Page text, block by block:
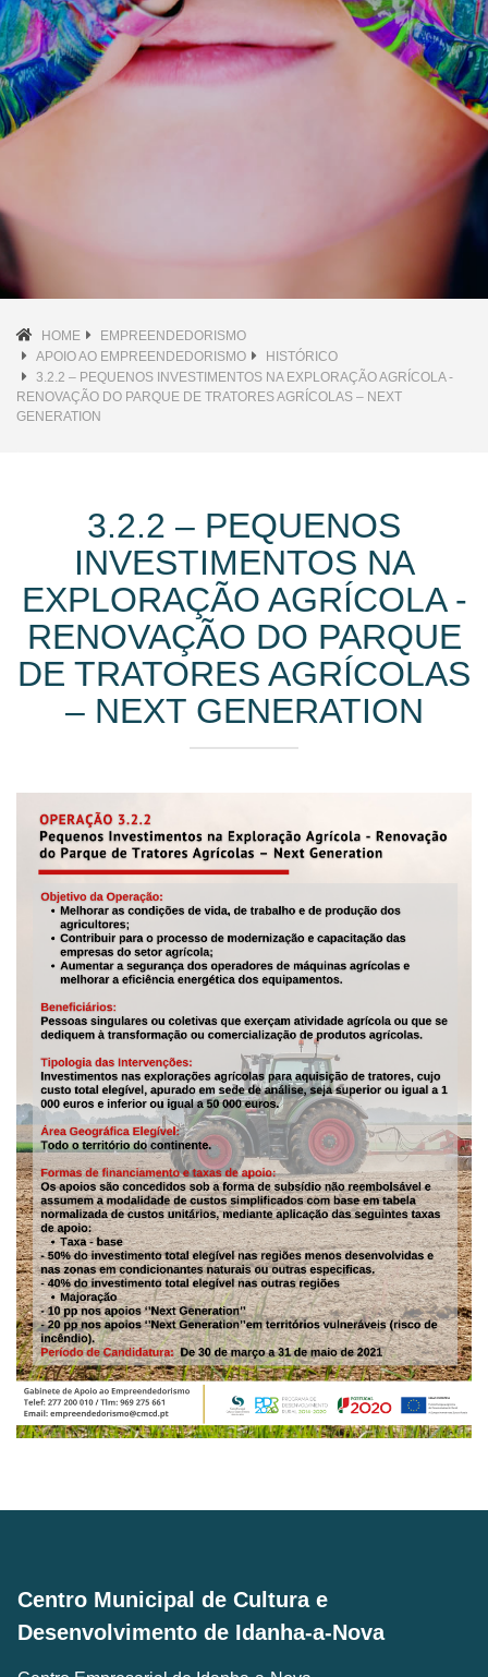
HOME
EMPREENDEDORISMO
APOIO AO EMPREENDEDORISMO
HISTÓRICO
3.2.2 – PEQUENOS INVESTIMENTOS NA EXPLORAÇÃO AGRÍCOLA -
RENOVAÇÃO DO PARQUE DE TRATORES AGRÍCOLAS – NEXT
GENERATION
3.2.2 – PEQUENOS
INVESTIMENTOS NA
EXPLORAÇÃO AGRÍCOLA -
RENOVAÇÃO DO PARQUE
DE TRATORES AGRÍCOLAS
– NEXT GENERATION
Centro Municipal de Cultura e
Desenvolvimento de Idanha-a-Nova